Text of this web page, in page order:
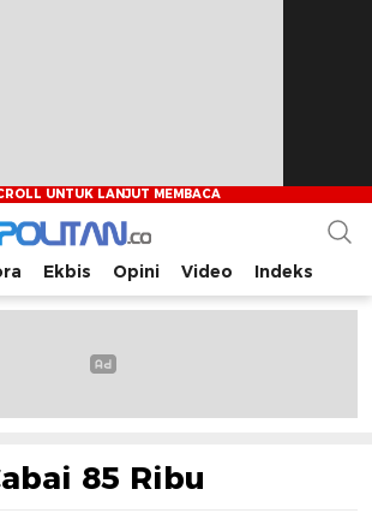
berita fakta bagi pembaca
Ekbis Opini Video Indeks
85 Ribu